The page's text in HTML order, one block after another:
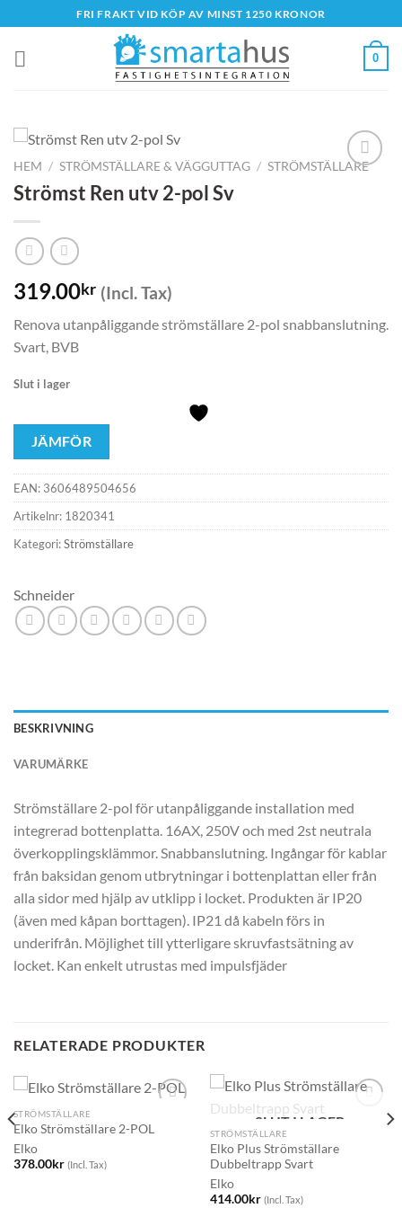
to
content
FRI FRAKT VID KÖP AV MINST 1250 KRONOR
0
HEM / STRÖMSTÄLLARE & VÄGGUTTAG / STRÖMSTÄLLARE
Strömst Ren utv 2-pol Sv
319.00kr (Incl. Tax)
Renova utanpåliggande strömställare 2-pol snabbanslutning.
Svart, BVB
Slut i lager
JÄMFÖR
EAN: 3606489504656
Artikelnr: 1820341
Kategori:Strömställare
Schneider
BESKRIVNING
VARUMÄRKE
Strömställare 2-pol för utanpåliggande installation med
integrerad bottenplatta. 16AX, 250V och med 2st neutrala
överkopplingsklämmor. Snabbanslutning. Ingångar för kablar
från baksidan genom utbrytningar i bottenplattan eller från
alla sidor med hjälp av utklipp i locket. Produkten är IP20
(även med kåpan borttagen). IP21 då kabeln förs in
underifrån. Möjlighet till ytterligare skruvfastsätning av
locket. Kan enkelt utrustas med impulsfjäder
RELATERADE PRODUKTER
STRÖMSTÄLLARE
Elko Strömställare 2-POL
Elko
378.00kr (Incl. Tax)
SLUT I LAGER
STRÖMSTÄLLARE
Elko Plus Strömställare
Dubbeltrapp Svart
Elko
414.00kr (Incl. Tax)